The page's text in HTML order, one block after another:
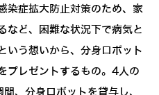
染症拡大防止対策のため、家
など、困難な状況下で病気と
いう想いから、分身ロボット
プレゼントするもの。4人の
、分身ロボットを貸与し、